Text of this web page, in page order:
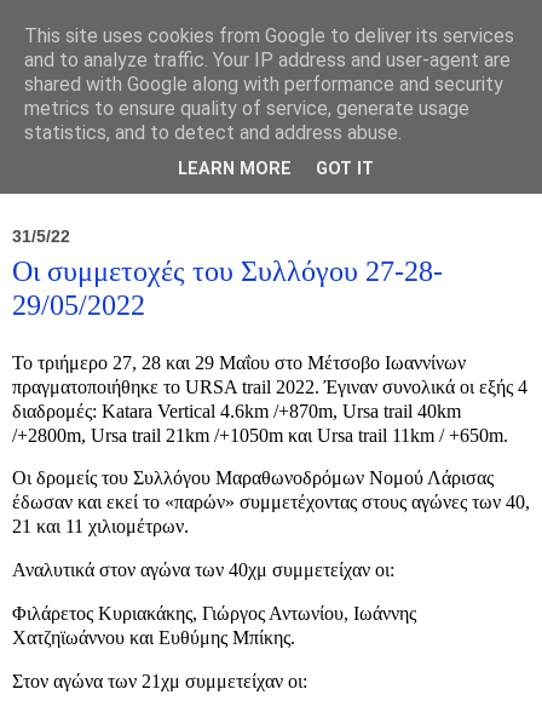
Σύλλογος Ιπποκράτειος
31/5/22
Οι συμμετοχές του Συλλόγου 27-28-
29/05/2022
Το τριήμερο 27, 28 και 29 Μαΐου στο Μέτσοβο Ιωαννίνων
πραγματοποιήθηκε το URSA trail 2022. Έγιναν συνολικά οι εξής 4
διαδρομές: Katara Vertical 4.6km /+870m, Ursa trail 40km
/+2800m, Ursa trail 21km /+1050m και Ursa trail 11km / +650m.
Οι δρομείς του Συλλόγου Μαραθωνοδρόμων Νομού Λάρισας
έδωσαν και εκεί το «παρών» συμμετέχοντας στους αγώνες των 40,
21 και 11 χιλιομέτρων.
Αναλυτικά στον αγώνα των 40χμ συμμετείχαν οι:
Φιλάρετος Κυριακάκης, Γιώργος Αντωνίου, Ιωάννης
Χατζηϊωάννου και Ευθύμης Μπίκης.
Στον αγώνα των 21χμ συμμετείχαν οι:
This site uses cookies from Google to deliver its services
and to analyze traffic. Your IP address and user-agent are
shared with Google along with performance and security
metrics to ensure quality of service, generate usage
statistics, and to detect and address abuse.
LEARN MORE GOT IT